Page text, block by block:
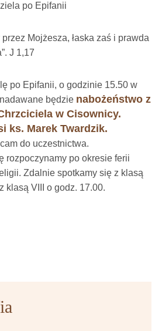
po Epifanii
przez Mojżesza, łaska zaś i prawda
J 1,17
po Epifanii, o godzinie 15.50 w
będzie nabożeństwo z
w Cisownicy.
ks. Marek Twardzik.
do uczestnictwa.
rozpoczynamy po okresie ferii
Zdalnie spotkamy się z klasą
klasą VIII o godz. 17.00.